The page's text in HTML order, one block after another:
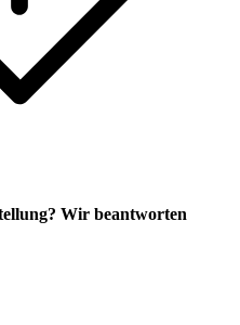
Wir beantworten